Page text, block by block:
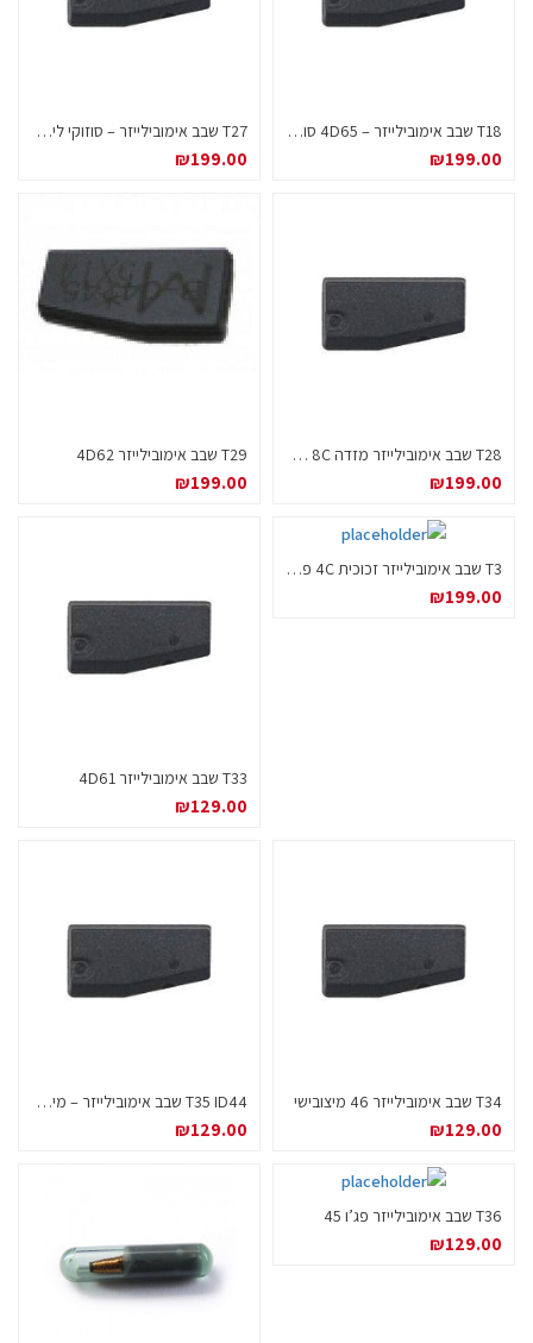
T18 שבב אימובילייזר – 4D65 סוזוקי
₪199.00
T27 שבב אימובילייזר – סוזוקי ליאנה ID 4D66
₪199.00
T28 שבב אימובילייזר מזדה 8C רשת
₪199.00
T29 שבב אימובילייזר 4D62
₪199.00
T3 שבב אימובילייזר זכוכית 4C פורד
₪199.00
T33 שבב אימובילייזר 4D61
₪129.00
T34 שבב אימובילייזר 46 מיצובישי
₪129.00
T35 ID44 שבב אימובילייזר – מיצובישי כריזמה
₪129.00
T36 שבב אימובילייזר פג’ו 45
₪129.00